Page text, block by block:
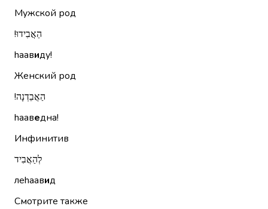
Мужской род
הַאֲבִידוּ!‏
hаавиду!
Женский род
הַאֲבֵדְנָה!‏
hааведна!
Инфинитив
לְהַאֲבִיד
леhаавид
Смотрите также